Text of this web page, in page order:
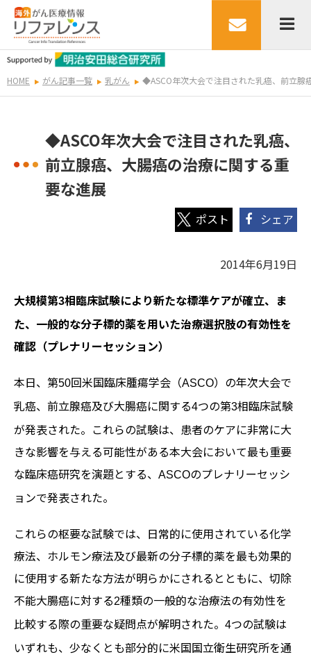
HOME がん記事一覧 乳がん ◆ASCO年次大会で注目された乳癌、前立腺
◆ASCO年次大会で注目された乳癌、
前立腺癌、大腸癌の治療に関する重
要な進展
シェア
2014年6月19日
大規模第3相臨床試験により新たな標準ケアが確立、ま
た、一般的な分子標的薬を用いた治療選択肢の有効性を
確認（プレナリーセッション）
本日、第50回米国臨床腫瘍学会（ASCO）の年次大会で
乳癌、前立腺癌及び大腸癌に関する4つの第3相臨床試験
が発表された。これらの試験は、患者のケアに非常に大
きな影響を与える可能性がある本大会において最も重要
な臨床癌研究を演題とする、 ASCOのプレナリーセッシ
ョンで発表された。
これらの枢要な試験では、日常的に使用されている化学
療法、ホルモン療法及び最新の分子標的薬を最も効果的
に使用する新たな方法が明らかにされるとともに、切除
不能大腸癌に対する2種類の一般的な治療法の有効性を
比較する際の重要な疑問点が解明された。 4つの試験は
いずれも、少なくとも部分的に米国国立衛生研究所を通